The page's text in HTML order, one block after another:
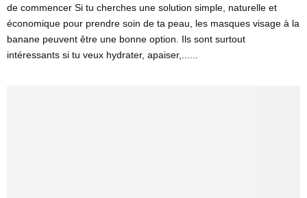
de commencer Si tu cherches une solution simple, naturelle et
économique pour prendre soin de ta peau, les masques visage à la
banane peuvent être une bonne option. Ils sont surtout
intéressants si tu veux hydrater, apaiser,......